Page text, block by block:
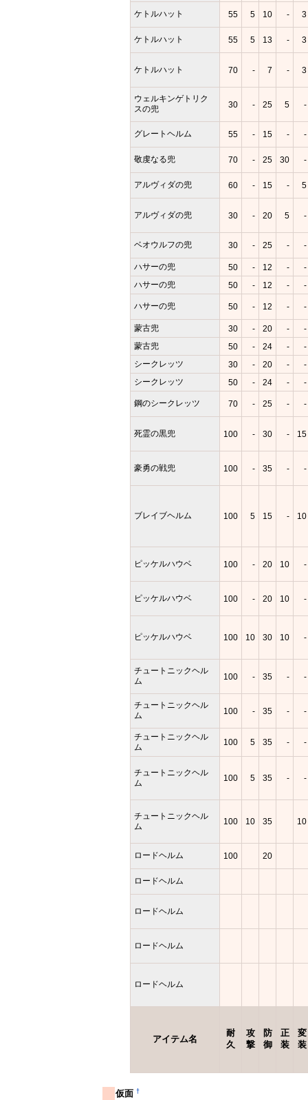
アイテム名
耐
久
攻
撃
防
御
正
装
変
装
ケトルハット 55 5 10 - 3
ケトルハット 55 5 13 - 3
ケトルハット 70 - 7 - 3
ウェルキンゲトリク
スの兜
30 - 25 5 -
グレートヘルム 55 - 15 - -
敬虔なる兜 70 - 25 30 -
アルヴィダの兜 60 - 15 - 5
アルヴィダの兜 30 - 20 5 -
ベオウルフの兜 30 - 25 - -
ハサーの兜 50 - 12 -
-
ハサーの兜
50 - 12 - -
ハサーの兜 50 - 12 - -
蒙古兜 30 - 20 -
-
蒙古兜
50 - 24 -
-
シークレッツ
30 - 20 -
-
シークレッツ
50 - 24 - -
鋼のシークレッツ 70 - 25 - -
死霊の黒兜 100 - 30 - 15
豪勇の戦兜 100 - 35 - -
ブレイブヘルム 100 5 15 - 10
ピッケルハウベ 100 - 20 10 -
ピッケルハウベ 100 - 20 10 -
ピッケルハウベ 100 10 30 10 -
チュートニックヘル
ム
100 - 35 - -
チュートニックヘル
ム
100 - 35 - -
チュートニックヘル
ム
100 5 35 - -
チュートニックヘル
ム
100 5 35 - -
チュートニックヘル
ム
100 10 35 10
ロードヘルム 100 20
ロードヘルム
ロードヘルム
ロードヘルム
ロードヘルム
仮面†